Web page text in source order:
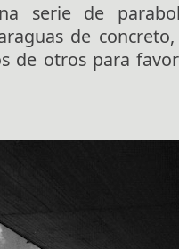
serie de
de
de otros para